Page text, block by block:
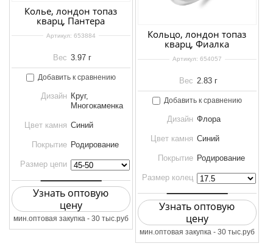
Колье, лондон топаз
кварц, Пантера
Артикул: 653884
Вес 3.97 г
Добавить к сравнению
Дизайн Круг,
Многокаменка
Цвет камня Синий
Покрытие Родирование
Размер цепи
Узнать оптовую
цену
мин.оптовая закупка - 30 тыс.руб
Кольцо, лондон топаз
кварц, Фиалка
Артикул: 654057
Вес 2.83 г
Добавить к сравнению
Дизайн Флора
Цвет камня Синий
Покрытие Родирование
Размер колец
Узнать оптовую
цену
мин.оптовая закупка - 30 тыс.руб